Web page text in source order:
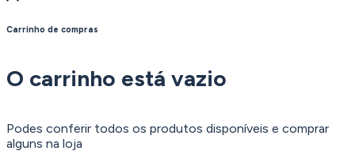
Carrinho de compras
O carrinho está vazio
Podes conferir todos os produtos disponíveis e comprar
alguns na loja